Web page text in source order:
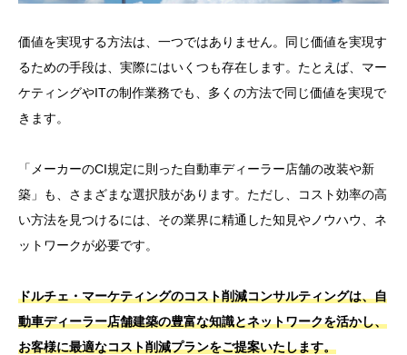
価値を実現する方法は、一つではありません。同じ価値を実現す
るための手段は、実際にはいくつも存在します。たとえば、マー
ケティングやITの制作業務でも、多くの方法で同じ価値を実現で
きます。
「メーカーのCI規定に則った自動車ディーラー店舗の改装や新
築」も、さまざまな選択肢があります。ただし、コスト効率の高
い方法を見つけるには、その業界に精通した知見やノウハウ、ネ
ットワークが必要です。
ドルチェ・マーケティングのコスト削減コンサルティングは、自
動車ディーラー店舗建築の豊富な知識とネットワークを活かし、
お客様に最適なコスト削減プランをご提案いたします。